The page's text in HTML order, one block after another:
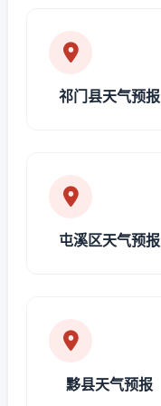
祁门县天气预报
屯溪区天气预报
黟县天气预报